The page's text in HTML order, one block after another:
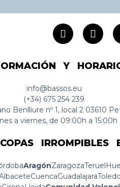
Y
info@bassos.eu
(+34) 675 254 239
Benlliure nº 1, local 2 03610
a viernes, de 09:00h a 15:00h
IRROMPIBLES
AragónZaragozaTeruel
CuencaGuadalajaraToledo